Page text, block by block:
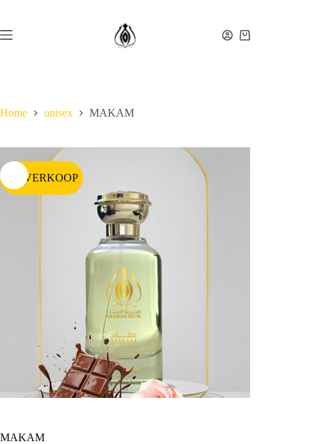
de
inhoud
Winkelwagen
Home unisex MAKAM
UITVERKOOP
MAKAM